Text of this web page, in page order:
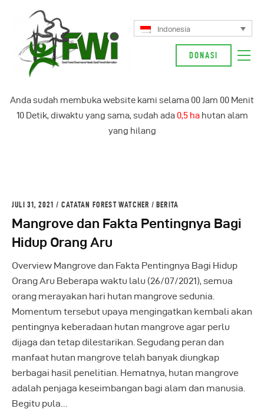
Indonesia
DONASI
Anda sudah membuka website kami selama 00Jam 00 Menit
10Detik, diwaktu yang sama, sudah ada 0,5 hahutan alam
yang hilang
Kampanye Kami
JULI 31, 2021 CATATAN FOREST WATCHER /BERITA
Mangrove dan Fakta Pentingnya Bagi
Hidup Orang Aru
Overview Mangrove dan Fakta Pentingnya Bagi Hidup
Orang Aru Beberapa waktu lalu (26/07/2021), semua
orang merayakan hari hutan mangrove sedunia.
Momentum tersebut upaya mengingatkan kembali akan
pentingnya keberadaan hutan mangrove agar perlu
dijaga dan tetap dilestarikan. Segudang peran dan
manfaat hutan mangrove telah banyak diungkap
berbagai hasil penelitian. Hematnya, hutan mangrove
adalah penjaga keseimbangan bagi alam dan manusia.
Begitu pula…